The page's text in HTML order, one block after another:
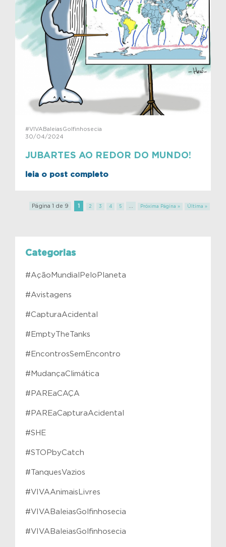
#VIVABaleiasGolfinhosecia
30/04/2024
JUBARTES AO REDOR DO MUNDO!
leia o post completo
Página 1 de 9 1 2 3 4 5 ... Próxima Página » Última »
Categorias
#AçãoMundialPeloPlaneta
#Avistagens
#CapturaAcidental
#EmptyTheTanks
#EncontrosSemEncontro
#MudançaClimática
#PAREaCAÇA
#PAREaCapturaAcidental
#SHE
#STOPbyCatch
#TanquesVazios
#VIVAAnimaisLivres
#VIVABaleiasGolfinhosecia
#VIVABaleiasGolfinhosecia